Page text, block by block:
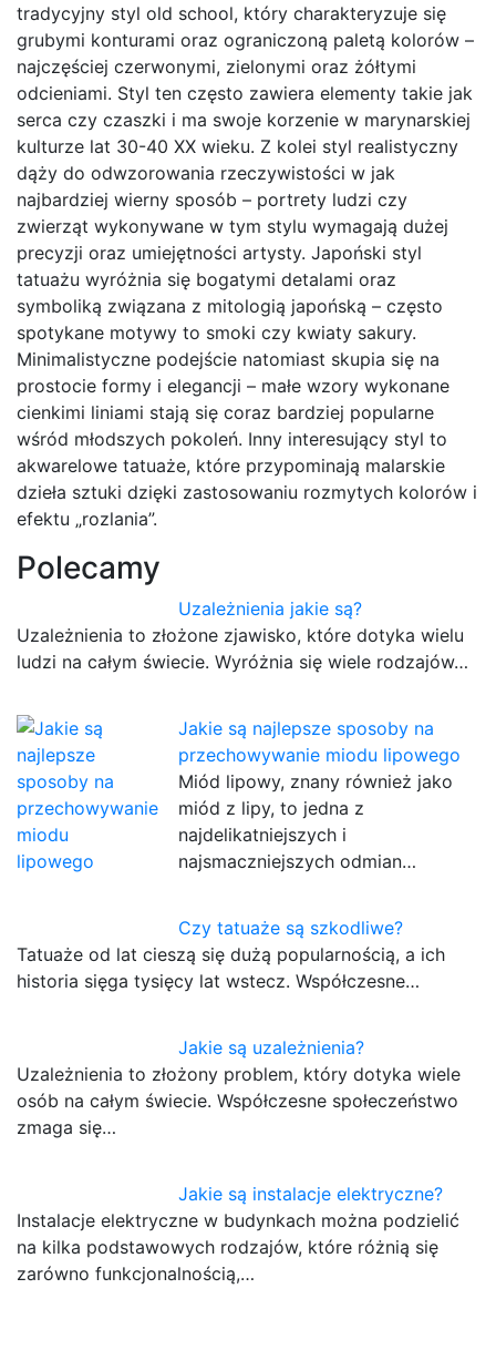
tradycyjny styl old school, który charakteryzuje się
grubymi konturami oraz ograniczoną paletą kolorów –
najczęściej czerwonymi, zielonymi oraz żółtymi
odcieniami. Styl ten często zawiera elementy takie jak
serca czy czaszki i ma swoje korzenie w marynarskiej
kulturze lat 30-40 XX wieku. Z kolei styl realistyczny
dąży do odwzorowania rzeczywistości w jak
najbardziej wierny sposób – portrety ludzi czy
zwierząt wykonywane w tym stylu wymagają dużej
precyzji oraz umiejętności artysty. Japoński styl
tatuażu wyróżnia się bogatymi detalami oraz
symboliką związana z mitologią japońską – często
spotykane motywy to smoki czy kwiaty sakury.
Minimalistyczne podejście natomiast skupia się na
prostocie formy i elegancji – małe wzory wykonane
cienkimi liniami stają się coraz bardziej popularne
wśród młodszych pokoleń. Inny interesujący styl to
akwarelowe tatuaże, które przypominają malarskie
dzieła sztuki dzięki zastosowaniu rozmytych kolorów i
efektu „rozlania”.
Polecamy
Uzależnienia jakie są?
Uzależnienia to złożone zjawisko, które dotyka wielu
ludzi na całym świecie. Wyróżnia się wiele rodzajów…
Jakie są najlepsze sposoby na
przechowywanie miodu lipowego
Miód lipowy, znany również jako
miód z lipy, to jedna z
najdelikatniejszych i
najsmaczniejszych odmian…
Czy tatuaże są szkodliwe?
Tatuaże od lat cieszą się dużą popularnością, a ich
historia sięga tysięcy lat wstecz. Współczesne…
Jakie są uzależnienia?
Uzależnienia to złożony problem, który dotyka wiele
osób na całym świecie. Współczesne społeczeństwo
zmaga się…
Jakie są instalacje elektryczne?
Instalacje elektryczne w budynkach można podzielić
na kilka podstawowych rodzajów, które różnią się
zarówno funkcjonalnością,…